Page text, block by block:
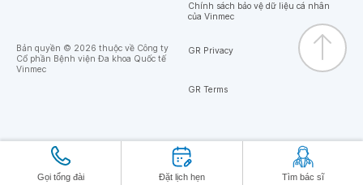
Gọi tổng đài Đặt lịch hẹn Tìm bác sĩ
Bản quyền © 2026 thuộc về Công ty
Cổ phần Bệnh viện Đa khoa Quốc tế
Vinmec
Chính sách bảo vệ dữ liệu cá nhân
của Vinmec
GR Privacy
GR Terms